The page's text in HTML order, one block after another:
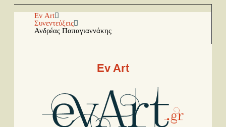
Αρχική
Ραπόρτο
Ev Art
Ev Art
Συνεντεύξεις
Ανδρέας Παπαγιαννάκης